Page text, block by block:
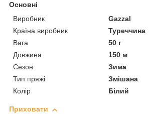
Основні
Виробник
Gazzal
Країна виробник
Туреччина
Вага
50 г
Довжина
150 м
Сезон
Зима
Тип пряжі
Змішана
Колір
Білий
Приховати